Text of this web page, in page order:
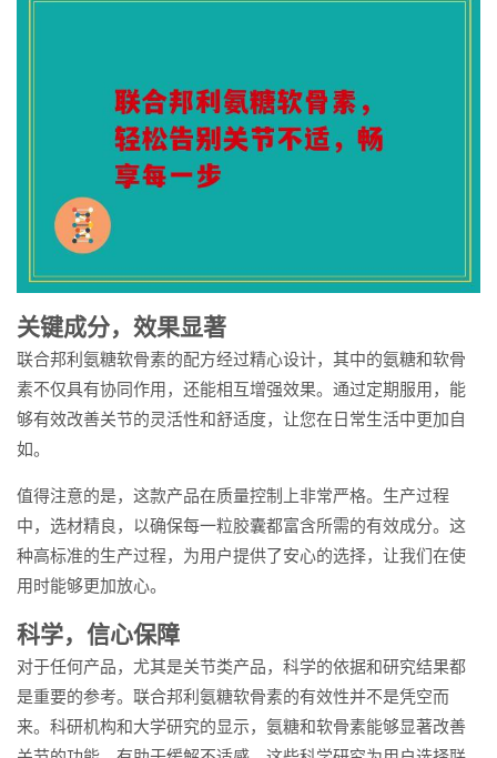
关键成分，效果显著
联合邦利氨糖软骨素的配方经过精心设计，其中的氨糖和软骨
素不仅具有协同作用，还能相互增强效果。通过定期服用，能
够有效改善关节的灵活性和舒适度，让您在日常生活中更加自
如。
值得注意的是，这款产品在质量控制上非常严格。生产过程
中，选材精良，以确保每一粒胶囊都富含所需的有效成分。这
种高标准的生产过程，为用户提供了安心的选择，让我们在使
用时能够更加放心。
科学，信心保障
对于任何产品，尤其是关节类产品，科学的依据和研究结果都
是重要的参考。联合邦利氨糖软骨素的有效性并不是凭空而
来。科研机构和大学研究的显示，氨糖和软骨素能够显著改善